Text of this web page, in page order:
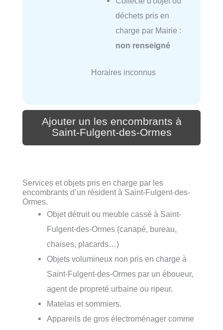
déchets pris en
charge par Mairie :
non renseigné
Horaires inconnus
Ajouter un les encombrants à
Saint-Fulgent-des-Ormes
Services et objets pris en charge par les
encombrants d’un résident à Saint-Fulgent-des-
Ormes.
Objet détruit ou meuble cassé à Saint-
Fulgent-des-Ormes (canapé, bureau,
chaises, placards…)
Objets volumineux non pris en charge à
Saint-Fulgent-des-Ormes par un éboueur,
agent de propreté urbaine ou ripeur.
Matelas et sommiers.
Appareils de gros électroménager comme